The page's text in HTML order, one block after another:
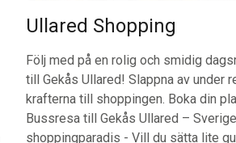
Ullared Shopping
Följ med på en rolig och smidig
till Gekås Ullared! Slappna av under
krafterna till shoppingen. Boka din
Bussresa till Gekås Ullared –
shoppingparadis - Vill du sätta lite